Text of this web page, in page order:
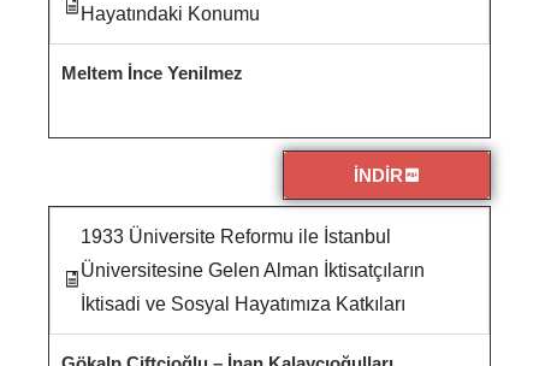
Hayatındaki Konumu
Meltem İnce Yenilmez
İNDİR
1933 Üniversite Reformu ile İstanbul
Üniversitesine Gelen Alman İktisatçıların
İktisadi ve Sosyal Hayatımıza Katkıları